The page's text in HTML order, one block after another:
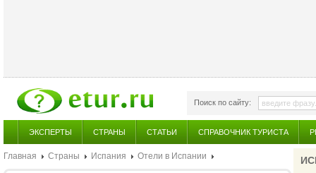
Поиск по сайту:
ЭКСПЕРТЫ СТРАНЫ СТАТЬИ СПРАВОЧНИК ТУРИСТА
Главная Страны Испания Отели в Испании